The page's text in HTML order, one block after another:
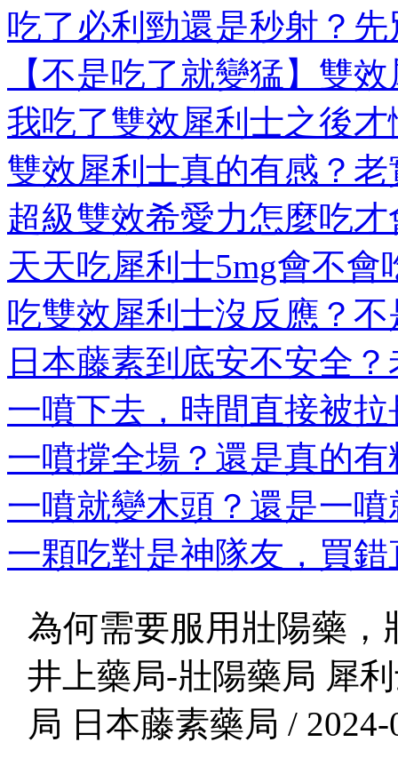
吃了必利勁還是秒射？
【不是吃了就變猛】雙
我吃了雙效犀利士之後
雙效犀利士真的有感？
超級雙效希愛力怎麼吃
天天吃犀利士5mg會不會
吃雙效犀利士沒反應？
日本藤素到底安不安全
一噴下去，時間直接被
一噴撐全場？還是真的
一噴就變木頭？還是一
一顆吃對是神隊友，買
為何需要服用壯陽藥，
井上藥局-壯陽藥局 犀
局 日本藤素藥局 / 2024-